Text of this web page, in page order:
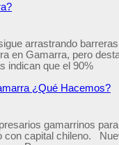
arrastrando
en Gamarra, pero
indican que el 90%
¿Qué Hacemos?
gamarrinos
con capital chileno.